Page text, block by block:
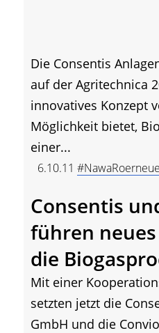
Die Consentis
auf der Agritechnica
innovatives Konzept
Möglichkeit bietet,
einer...
6.10.11
Consentis
führen
die
Mit einer
setzten jetzt die
GmbH und die